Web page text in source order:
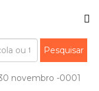
novembro -0001